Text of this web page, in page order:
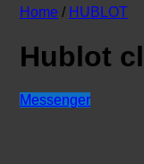
Home / HUBLOT
Hublot
Messenger